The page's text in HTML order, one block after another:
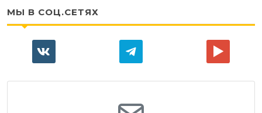
МЫ В СОЦ.СЕТЯХ